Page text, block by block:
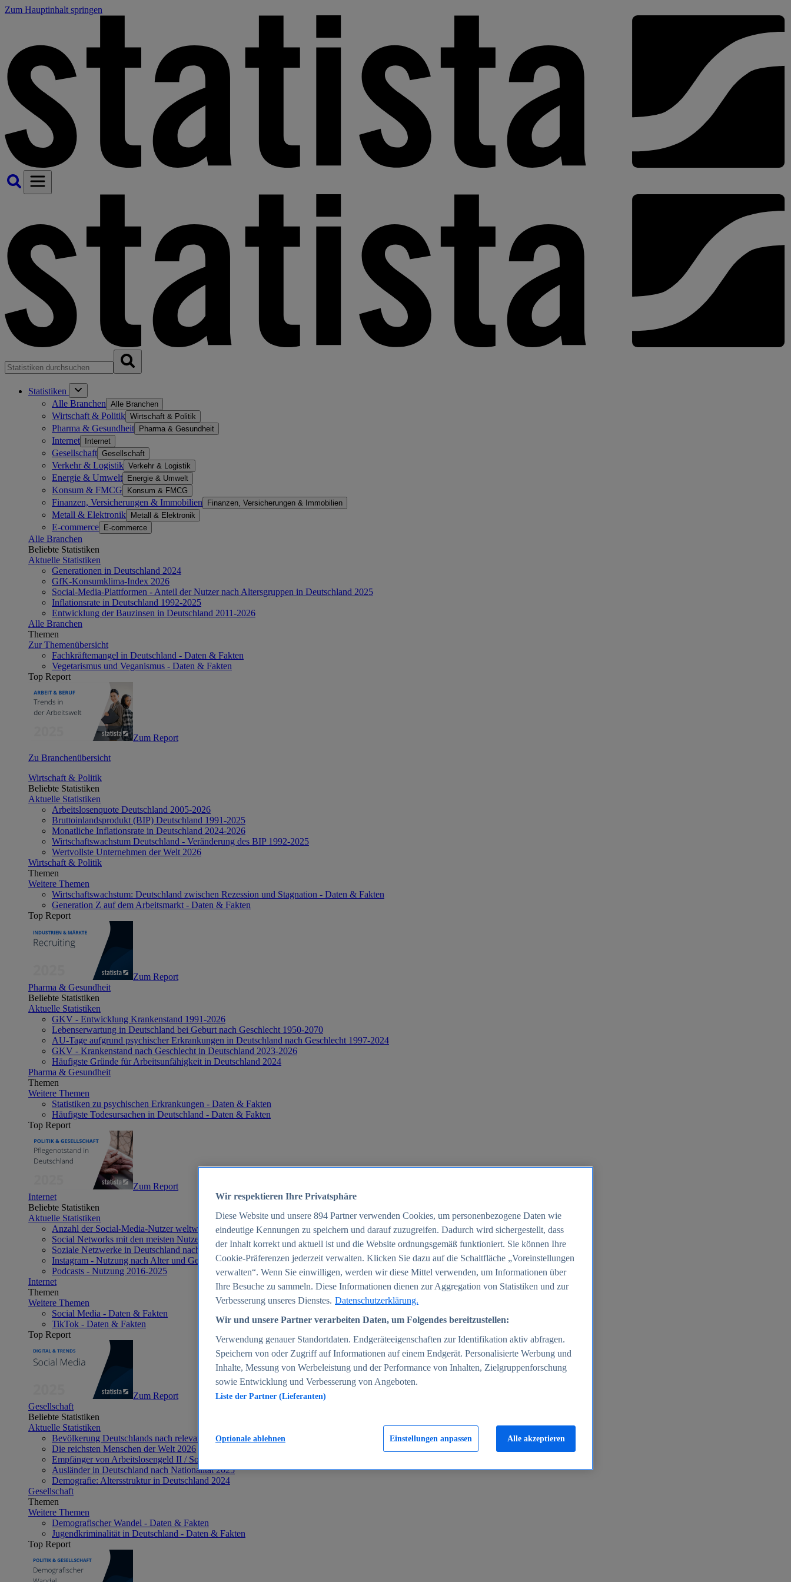
Zum Hauptinhalt springen
Statistiken
Alle Branchen Alle Branchen
Wirtschaft & Politik Wirtschaft & Politik
Pharma & Gesundheit Pharma & Gesundheit
Internet Internet
Gesellschaft Gesellschaft
Verkehr & Logistik Verkehr & Logistik
Energie & Umwelt Energie & Umwelt
Konsum & FMCG Konsum & FMCG
Finanzen, Versicherungen & Immobilien Finanzen, Versicherungen & Immobilien
Metall & Elektronik Metall & Elektronik
E-commerce E-commerce
Alle Branchen
Beliebte Statistiken
Aktuelle Statistiken
Generationen in Deutschland 2024
GfK-Konsumklima-Index 2026
Social-Media-Plattformen - Anteil der Nutzer nach Altersgruppen in Deutschland 2025
Inflationsrate in Deutschland 1992-2025
Entwicklung der Bauzinsen in Deutschland 2011-2026
Alle Branchen
Themen
Zur Themenübersicht
Fachkräftemangel in Deutschland - Daten & Fakten
Vegetarismus und Veganismus - Daten & Fakten
Top Report
Zum Report
Zu Branchenübersicht
Wirtschaft & Politik
Beliebte Statistiken
Aktuelle Statistiken
Arbeitslosenquote Deutschland 2005-2026
Bruttoinlandsprodukt (BIP) Deutschland 1991-2025
Monatliche Inflationsrate in Deutschland 2024-2026
Wirtschaftswachstum Deutschland - Veränderung des BIP 1992-2025
Wertvollste Unternehmen der Welt 2026
Wirtschaft & Politik
Themen
Weitere Themen
Wirtschaftswachstum: Deutschland zwischen Rezession und Stagnation - Daten & Fakten
Generation Z auf dem Arbeitsmarkt - Daten & Fakten
Top Report
Zum Report
Pharma & Gesundheit
Beliebte Statistiken
Aktuelle Statistiken
GKV - Entwicklung Krankenstand 1991-2026
Lebenserwartung in Deutschland bei Geburt nach Geschlecht 1950-2070
AU-Tage aufgrund psychischer Erkrankungen in Deutschland nach Geschlecht 1997-2024
GKV - Krankenstand nach Geschlecht in Deutschland 2023-2026
Häufigste Gründe für Arbeitsunfähigkeit in Deutschland 2024
Pharma & Gesundheit
Themen
Weitere Themen
Statistiken zu psychischen Erkrankungen - Daten & Fakten
Häufigste Todesursachen in Deutschland - Daten & Fakten
Top Report
Zum Report
Internet
Beliebte Statistiken
Aktuelle Statistiken
Anzahl der Social-Media-Nutzer weltweit 2012-2025
Social Networks mit den meisten Nutzern weltweit 2025
Soziale Netzwerke in Deutschland nach Generationen 2025
Instagram - Nutzung nach Alter und Geschlecht in Deutschland 2025
Podcasts - Nutzung 2016-2025
Internet
Themen
Weitere Themen
Social Media - Daten & Fakten
TikTok - Daten & Fakten
Top Report
Zum Report
Gesellschaft
Beliebte Statistiken
Aktuelle Statistiken
Bevölkerung Deutschlands nach relevanten Altersgruppen 2024
Die reichsten Menschen der Welt 2026
Empfänger von Arbeitslosengeld II / Sozialgeld / Bürgergeld in Deutschland 2005-2025
Ausländer in Deutschland nach Nationalität 2025
Demografie: Altersstruktur in Deutschland 2024
Gesellschaft
Themen
Weitere Themen
Demografischer Wandel - Daten & Fakten
Jugendkriminalität in Deutschland - Daten & Fakten
Top Report
Wir respektieren Ihre Privatsphäre
Diese Website und unsere 894 Partner verwenden Cookies, um personenbezogene Daten wie
eindeutige Kennungen zu speichern und darauf zuzugreifen. Dadurch wird sichergestellt, dass
der Inhalt korrekt und aktuell ist und die Website ordnungsgemäß funktioniert. Sie können Ihre
Cookie-Präferenzen jederzeit verwalten. Klicken Sie dazu auf die Schaltfläche „Voreinstellungen
verwalten“. Wenn Sie einwilligen, werden wir diese Mittel verwenden, um Informationen über
Ihre Besuche zu sammeln. Diese Informationen dienen zur Aggregation von Statistiken und zur
Verbesserung unseres Dienstes. Datenschutzerklärung.
Wir und unsere Partner verarbeiten Daten, um Folgendes bereitzustellen:
Verwendung genauer Standortdaten. Endgeräteeigenschaften zur Identifikation aktiv abfragen.
Speichern von oder Zugriff auf Informationen auf einem Endgerät. Personalisierte Werbung und
Inhalte, Messung von Werbeleistung und der Performance von Inhalten, Zielgruppenforschung
sowie Entwicklung und Verbesserung von Angeboten.
Liste der Partner (Lieferanten)
Einstellungen anpassen
Optionale ablehnen Alle akzeptieren